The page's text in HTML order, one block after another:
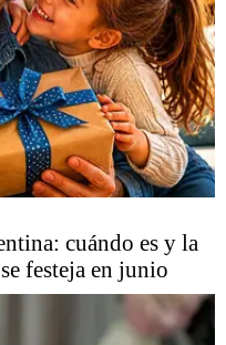
cuándo es y la
festeja en junio